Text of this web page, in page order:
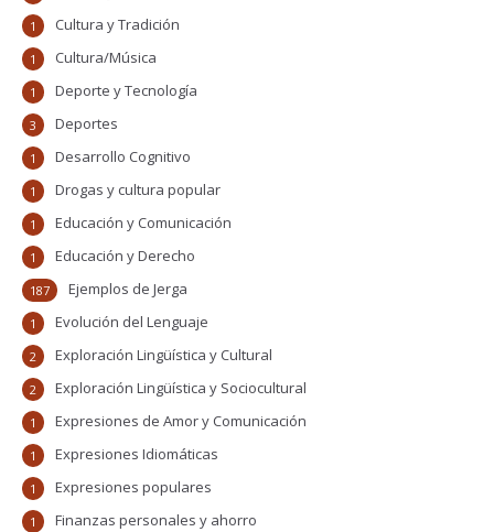
Cultura y Tradición
1
Cultura/Música
1
Deporte y Tecnología
1
Deportes
3
Desarrollo Cognitivo
1
Drogas y cultura popular
1
Educación y Comunicación
1
Educación y Derecho
1
Ejemplos de Jerga
187
Evolución del Lenguaje
1
Exploración Lingüística y Cultural
2
Exploración Lingüística y Sociocultural
2
Expresiones de Amor y Comunicación
1
Expresiones Idiomáticas
1
Expresiones populares
1
Finanzas personales y ahorro
1